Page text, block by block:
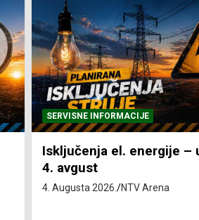
SVE VIJESTI VRIJEME
Pretežno sunčano i vruće
4. Augusta 2026.